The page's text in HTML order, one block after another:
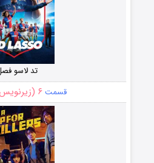
تد لاسو
قسمت ۶ (زیرنویس)